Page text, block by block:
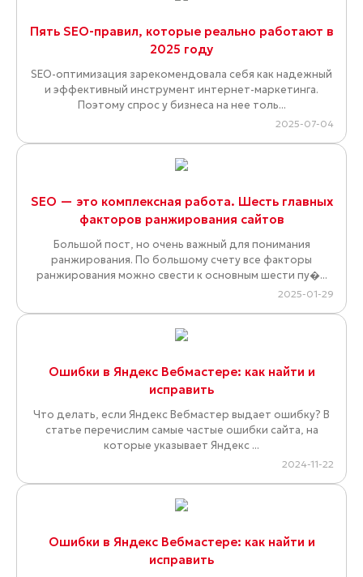
Пять SEO-правил, которые реально работают в
2025 году
SEO-оптимизация зарекомендовала себя как надежный
и эффективный инструмент интернет-маркетинга.
Поэтому спрос у бизнеса на нее толь...
2025-07-04
SEO — это комплексная работа. Шесть главных
факторов ранжирования сайтов
Большой пост, но очень важный для понимания
ранжирования. По большому счету все факторы
ранжирования можно свести к основным шести пу�...
2025-01-29
Ошибки в Яндекс Вебмастере: как найти и
исправить
Что делать, если Яндекс Вебмастер выдает ошибку? В
статье перечислим самые частые ошибки сайта, на
которые указывает Яндекс ...
2024-11-22
Ошибки в Яндекс Вебмастере: как найти и
исправить